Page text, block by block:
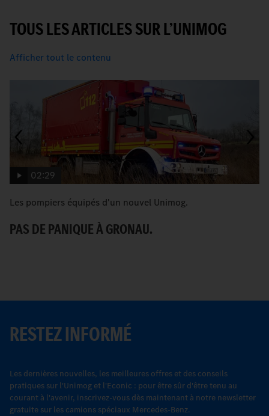
TOUS LES ARTICLES SUR L’UNIMOG
Afficher tout le contenu
02:29
Les pompiers équipés d'un nouvel Unimog.
PAS DE PANIQUE À GRONAU.
RESTEZ INFORMÉ
Les dernières nouvelles, les meilleures offres et des conseils
pratiques sur l'Unimog et l'Econic : pour être sûr d'être tenu au
courant à l'avenir, inscrivez-vous dès maintenant à notre newsletter
gratuite sur les camions spéciaux Mercedes-Benz.